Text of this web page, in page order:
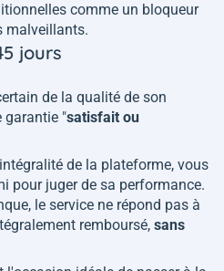
comme un bloqueur
malveillants.
jours
de la qualité de son
garantie "satisfait ou
de la plateforme, vous
pour juger de sa performance.
le service ne répond pas à
remboursé, sans